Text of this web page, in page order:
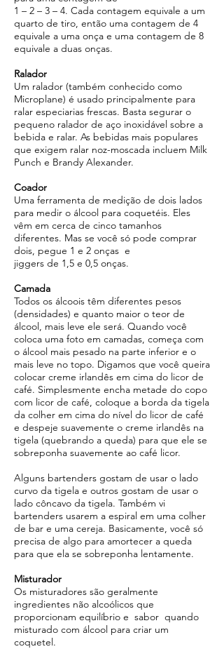
1 – 2 – 3 – 4. Cada contagem equivale a um
quarto de tiro, então uma contagem de 4
equivale a uma onça e uma contagem de 8
equivale a duas onças.
Ralador
Um ralador (também conhecido como
Microplane) é usado principalmente para
ralar especiarias frescas. Basta segurar o
pequeno ralador de aço inoxidável sobre a
bebida e ralar. As bebidas mais populares
que exigem ralar noz-moscada incluem Milk
Punch e Brandy Alexander.
Coador
Uma ferramenta de medição de dois lados
para medir o álcool para coquetéis. Eles
vêm em cerca de cinco tamanhos
diferentes. Mas se você só pode comprar
dois, pegue 1 e 2 onças e
jiggers de 1,5 e 0,5 onças.
Camada
Todos os álcoois têm diferentes pesos
(densidades) e quanto maior o teor de
álcool, mais leve ele será. Quando você
coloca uma foto em camadas, começa com
o álcool mais pesado na parte inferior e o
mais leve no topo. Digamos que você queira
colocar creme irlandês em cima do licor de
café. Simplesmente encha metade do copo
com licor de café, coloque a borda da tigela
da colher em cima do nível do licor de café
e despeje suavemente o creme irlandês na
tigela (quebrando a queda) para que ele se
sobreponha suavemente ao café licor.
Alguns bartenders gostam de usar o lado
curvo da tigela e outros gostam de usar o
lado côncavo da tigela. Também vi
bartenders usarem a espiral em uma colher
de bar e uma cereja. Basicamente, você só
precisa de algo para amortecer a queda
para que ela se sobreponha lentamente.
Misturador
Os misturadores são geralmente
ingredientes não alcoólicos que
proporcionam equilíbrio e sabor quando
misturado com álcool para criar um
coquetel.